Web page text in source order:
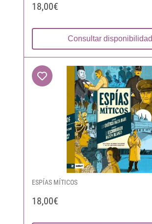
18,00€
Consultar disponibilidad
ESPÍAS MÍTICOS
18,00€